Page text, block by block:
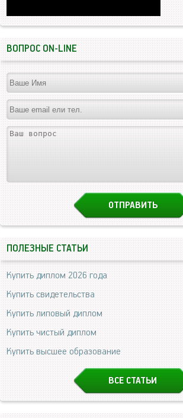
ВОПРОС ON-LINE
ПОЛЕЗНЫЕ СТАТЬИ
Купить диплом 2026 года
Купить свидетельства
Купить липовый диплом
Купить чистый диплом
Купить высшее образование
ВСЕ СТАТЬИ